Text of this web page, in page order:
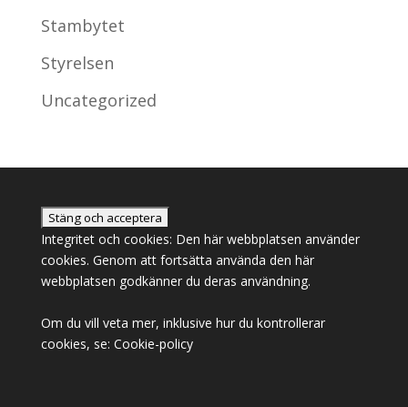
Stambytet
Styrelsen
Uncategorized
Integritet och cookies: Den här webbplatsen använder
cookies. Genom att fortsätta använda den här
webbplatsen godkänner du deras användning.
Om du vill veta mer, inklusive hur du kontrollerar
cookies, se: Cookie-policy